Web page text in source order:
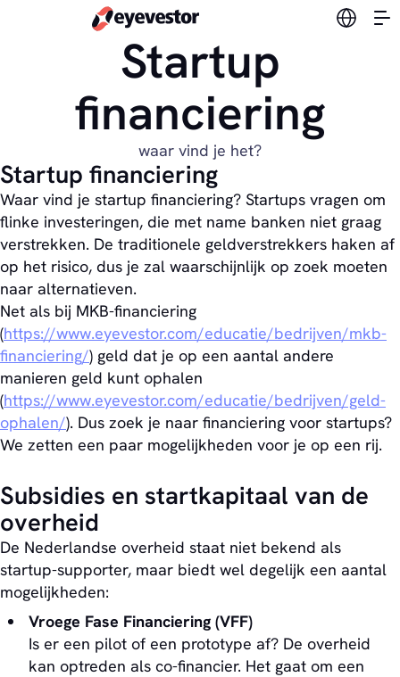
Startup
financiering
waar vind je het?
Startup financiering
Waar vind je startup financiering? Startups vragen om
flinke investeringen, die met name banken niet graag
verstrekken. De traditionele geldverstrekkers haken af
op het risico, dus je zal waarschijnlijk op zoek moeten
naar alternatieven.
Net als bij MKB-financiering
(https://www.eyevestor.com/educatie/bedrijven/mkb-
financiering/) geld dat je op een aantal andere
manieren geld kunt ophalen
(https://www.eyevestor.com/educatie/bedrijven/geld-
ophalen/). Dus zoek je naar financiering voor startups?
We zetten een paar mogelijkheden voor je op een rij.
Subsidies en startkapitaal van de
overheid
De Nederlandse overheid staat niet bekend als
startup-supporter, maar biedt wel degelijk een aantal
mogelijkheden:
Vroege Fase Financiering (VFF)
Is er een pilot of een prototype af? De overheid
kan optreden als co-financier. Het gaat om een